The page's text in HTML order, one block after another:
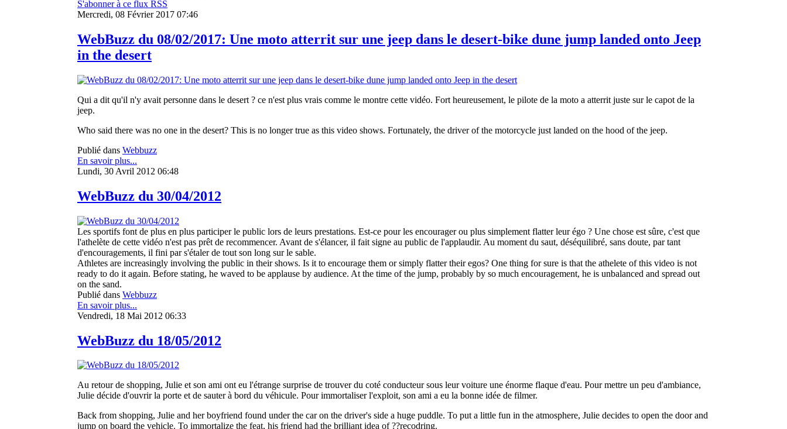
S'abonner à ce flux RSS
Mercredi, 08 Février 2017 07:46
WebBuzz du 08/02/2017: Une moto atterrit sur une jeep dans le desert-bike dune jump landed onto Jeep
in the desert
Qui a dit qu'il n'y avait personne dans le desert ? ce n'est plus vrais comme le montre cette vidéo. Fort heureusement, le pilote de la moto a atterrit juste sur le capot de la
jeep.
Who said there was no one in the desert? This is no longer true as this video shows. Fortunately, the driver of the motorcycle just landed on the hood of the jeep.
Publié dans Webbuzz
En savoir plus...
Lundi, 30 Avril 2012 06:48
WebBuzz du 30/04/2012
Les sportifs font de plus en plus participer le public lors de leurs prestations. Est-ce pour les encourager ou plus simplement flatter leur égo ? Une chose est sûre, c'est que
l'athelète de cette vidéo n'est pas prêt de recommencer. Avant de s'élancer, il fait signe au public de l'applaudir. Au moment du saut, déséquilibré, sans doute, par tant
d'encouragements, il fini par s'étaler de tout son long sur le sable.
Athletes are increasingly involving the public in their shows. Is it to encourage them or simply flatter their egos? One thing for sure is that the athelete of this video is not
ready to do it again. Before stating, he waved to be applause by audience. At the time of the jump, probably by so much encouragement, he is unbalanced and spread out
on the sand.
Publié dans Webbuzz
En savoir plus...
Vendredi, 18 Mai 2012 06:33
WebBuzz du 18/05/2012
Au retour de shopping, Julie et son ami ont eu l'étrange surprise de trouver du coté conducteur sous leur voiture une énorme flaque d'eau. Pour mettre un peu d'ambiance,
Julie décide d'ouvrir la porte et de sauter à bord du véhicule. Pour immortaliser l'exploit, son ami a eu la bonne idée de filmer.
Back from shopping, Julie and her boyfriend found under the car on the driver's side a huge puddle. To put a little fun in the atmosphere, Julie decides to open the door and
jump on board the vehicle. To immortalize the feat, his friend had the brilliant idea of ??recodring.